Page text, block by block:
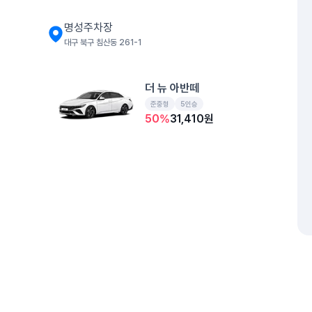
명성주차장
대구 북구 침산동 261-1
더 뉴 아반떼
준중형 5인승
50%31,410원